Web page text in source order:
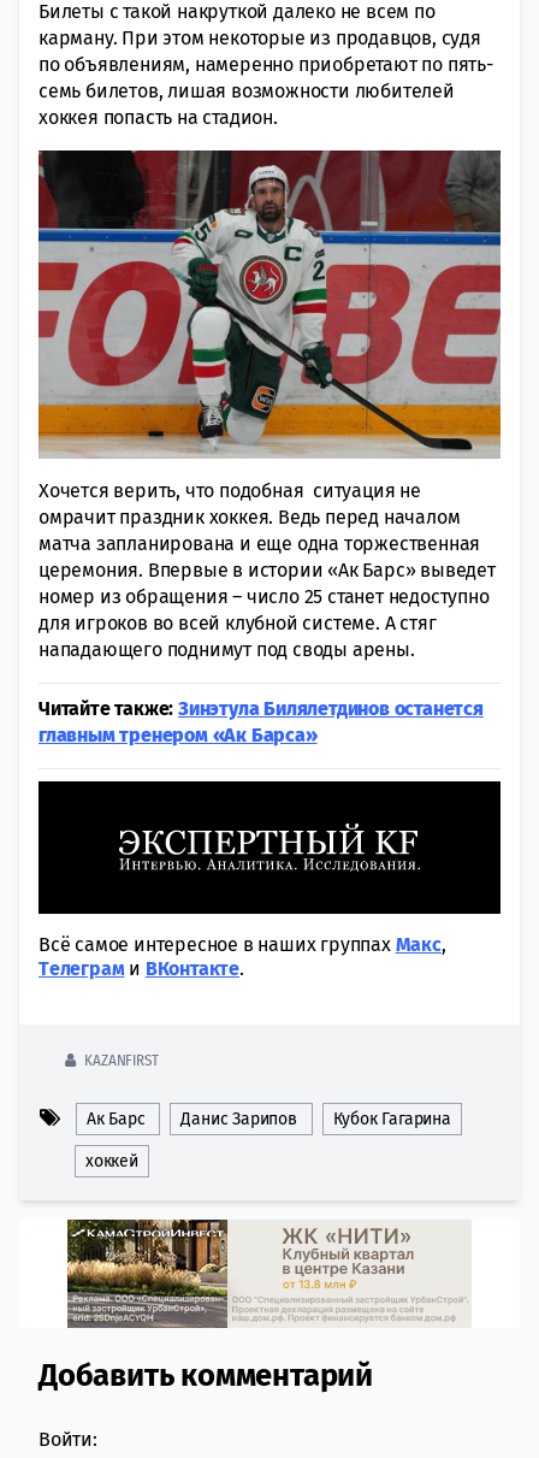
Билеты с такой накруткой далеко не всем по
карману. При этом некоторые из продавцов, судя
по объявлениям, намеренно приобретают по пять-
семь билетов, лишая возможности любителей
хоккея попасть на стадион.
Хочется верить, что подобная ситуация не
омрачит праздник хоккея. Ведь перед началом
матча запланирована и еще одна торжественная
церемония. Впервые в истории «Ак Барс» выведет
номер из обращения – число 25 станет недоступно
для игроков во всей клубной системе. А стяг
нападающего поднимут под своды арены.
Читайте также: Зинэтула Билялетдинов останется
главным тренером «Ак Барса»
Всё самое интересное в наших группах Макс,
Tелеграми ВКонтакте.
KAZANFIRST
Ак Барс Данис Зарипов Кубок Гагарина
хоккей
Comment section
Добавить комментарий
Войти: